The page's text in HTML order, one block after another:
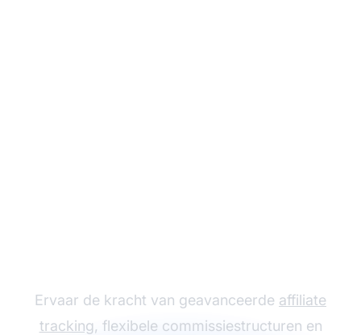
Ervaar de kracht van geavanceerde affiliate
tracking, flexibele commissiestructuren en